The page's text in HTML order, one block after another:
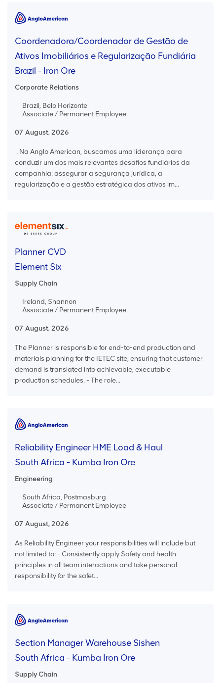
Coordenadora/Coordenador de Gestão de
Ativos Imobiliários e Regularização Fundiária
Brazil - Iron Ore
Corporate Relations
Brazil, Belo Horizonte
Associate / Permanent Employee
07 August, 2026
. Na Anglo American, buscamos uma liderança para
conduzir um dos mais relevantes desafios fundiários da
companhia: assegurar a segurança jurídica, a
regularização e a gestão estratégica dos ativos im...
Planner CVD
Element Six
Supply Chain
Ireland, Shannon
Associate / Permanent Employee
07 August, 2026
The Planner is responsible for end-to-end production and
materials planning for the IETEC site, ensuring that customer
demand is translated into achievable, executable
production schedules. - The role...
Reliability Engineer HME Load & Haul
South Africa - Kumba Iron Ore
Engineering
South Africa, Postmasburg
Associate / Permanent Employee
07 August, 2026
As Reliability Engineer your responsibilities will include but
not limited to: - Consistently apply Safety and health
principles in all team interactions and take personal
responsibility for the safet...
Section Manager Warehouse Sishen
South Africa - Kumba Iron Ore
Supply Chain